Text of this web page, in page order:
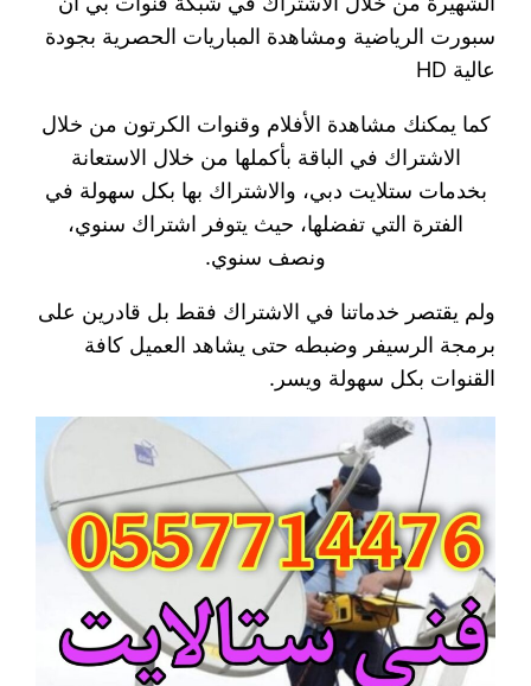
سبورت الرياضية ومشاهدة المباريات الحصرية بجودة
عالية HD
كما يمكنك مشاهدة الأفلام وقنوات الكرتون من خلال
الاشتراك في الباقة بأكملها من خلال الاستعانة
بخدمات ستلايت دبي، والاشتراك بها بكل سهولة في
الفترة التي تفضلها، حيث يتوفر اشتراك سنوي،
ونصف سنوي.
ولم يقتصر خدماتنا في الاشتراك فقط بل قادرين على
برمجة الرسيفر وضبطه حتى يشاهد العميل كافة
القنوات بكل سهولة ويسر.